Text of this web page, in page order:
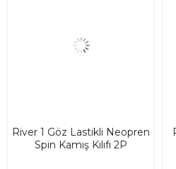
River 1 Göz Lastikli Neopren
Spin Kamış Kılıfı 2P